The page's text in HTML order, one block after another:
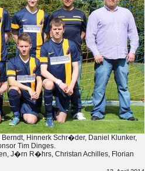
Hinnerk Schr�der, Daniel Klunker,
Tim Dinges.
J�rn R�hrs, Christan Achilles, Florian